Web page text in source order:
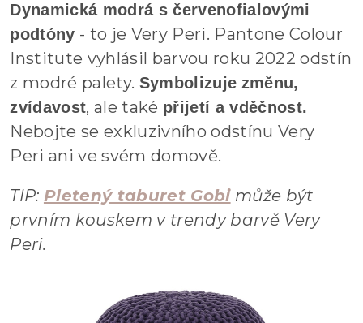
Dynamická modrá s červenofialovými
podtóny - to je Very Peri. Pantone Colour
Institute vyhlásil barvou roku 2022 odstín
z modré palety. Symbolizuje změnu,
zvídavost, ale také přijetí a vděčnost.
Nebojte se exkluzivního odstínu Very
Peri ani ve svém domově.
TIP: Pletený taburet Gobimůže být
prvním kouskem v trendy barvě Very
Peri.